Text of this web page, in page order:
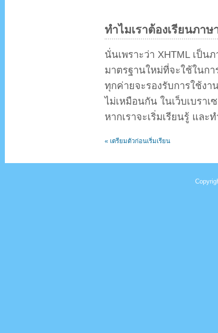
ทำไมเราต้องเรียนภาษ
นั่นเพราะว่า XHTML เป็น
มาตรฐานใหม่ที่จะใช้ในกา
ทุกค่ายจะรองรับการใช้ง
ไม่เหมือนกัน ในเว็บเบรา
หากเราจะเริ่มเรียนรู้ และ
« เตรียมตัวก่อนเริ่มเรียน